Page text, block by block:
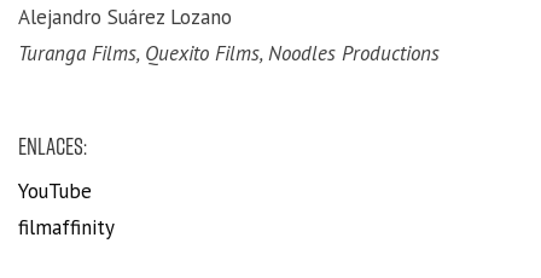
Alejandro Suárez Lozano
Turanga Films, Quexito Films, Noodles Productions
ENLACES:
YouTube
filmaffinity